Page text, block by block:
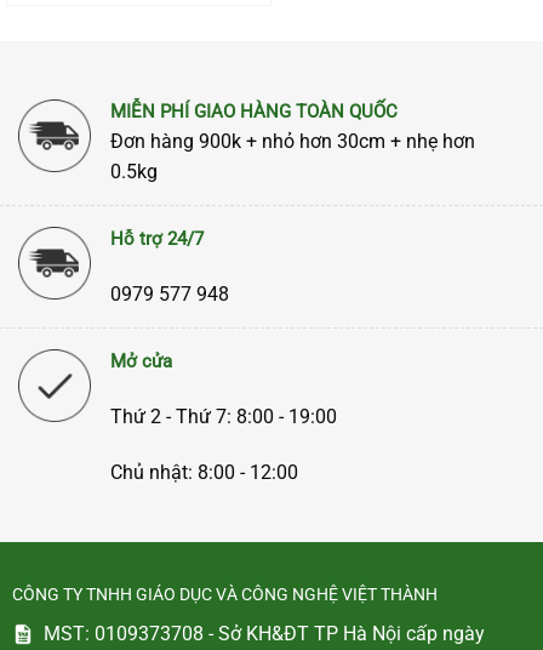
MIỄN PHÍ GIAO HÀNG TOÀN QUỐC
Đơn hàng 900k + nhỏ hơn 30cm + nhẹ hơn
0.5kg
Hỗ trợ 24/7
0979 577 948
Mở cửa
Thứ 2 - Thứ 7: 8:00 - 19:00
Chủ nhật: 8:00 - 12:00
CÔNG TY TNHH GIÁO DỤC VÀ CÔNG NGHỆ VIỆT THÀNH
MST: 0109373708 - Sở KH&ĐT TP Hà Nội cấp ngày